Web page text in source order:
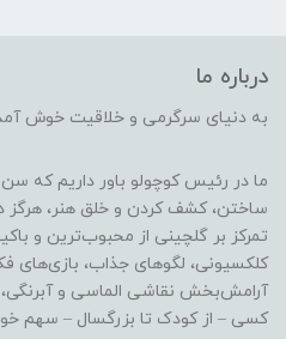
درباره ما
به دنیای سرگرمی و خلاقیت خوش
ما در رئیس کوچولو باور داریم
ساختن، کشف کردن و خلق هنر، هرگز
تمرکز بر گلچینی از محبوب‌ترین و
کلکسیونی، لگوهای جذاب، بازی‌های
آرامش‌بخش نقاشی الماسی و آبرنگی،
کسی – از کودک تا بزرگسال – سهم